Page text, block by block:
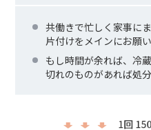
共働きで忙しく家事に
片付けをメインにお願い
もし時間が余れば、冷
切れのものがあれば処